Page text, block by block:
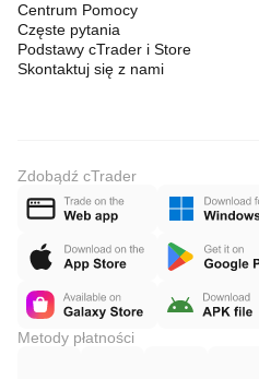
Centrum Pomocy
Częste pytania
Podstawy cTrader i Store
Skontaktuj się z nami
Zdobądź cTrader
Metody płatności